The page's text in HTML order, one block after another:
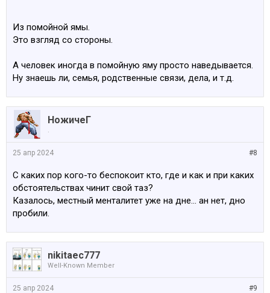
Из помойной ямы.
Это взгляд со стороны.
А человек иногда в помойную яму просто наведывается.
Ну знаешь ли, семья, родственные связи, дела, и т.д.
НожичеГ
.
#8
25 апр 2024
С каких пор кого-то беспокоит кто, где и как и при каких
обстоятельствах чинит свой таз?
Казалось, местный менталитет уже на дне... ан нет, дно
пробили.
nikitaec777
Well-Known Member
#9
25 апр 2024